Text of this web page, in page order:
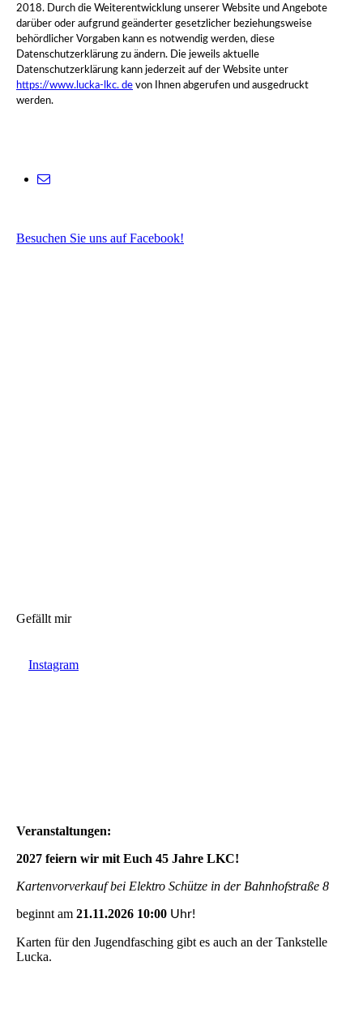
2018. Durch die Weiterentwicklung unserer Website und Angebote
darüber oder aufgrund geänderter gesetzlicher beziehungsweise
behördlicher Vorgaben kann es notwendig werden, diese
Datenschutzerklärung zu ändern. Die jeweils aktuelle
Datenschutzerklärung kann jederzeit auf der Website unter
https://www. lucka-lkc. de von Ihnen abgerufen und ausgedruckt
werden.
Besuchen Sie uns auf Facebook!
Gefällt mir
Instagram
Veranstaltungen:
2027 feiern wir mit Euch 45 Jahre LKC!
Kartenvorverkauf bei Elektro Schütze in der Bahnhofstraße 8
beginnt am 21.11.2026 10:00 Uhr!
Karten für den Jugendfasching gibt es auch an der Tankstelle
Lucka.